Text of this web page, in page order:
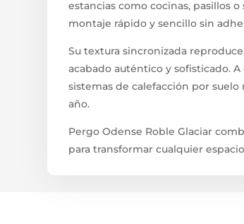
estancias como cocinas, pasillos
montaje rápido y sencillo sin
Su textura sincronizada
acabado auténtico y sofisticado.
sistemas de calefacción por
año.
Pergo Odense Roble Glaciar
para transformar cualquier